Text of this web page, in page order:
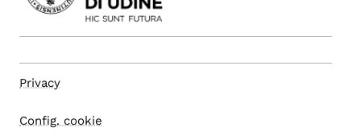
Privacy
Config. cookie